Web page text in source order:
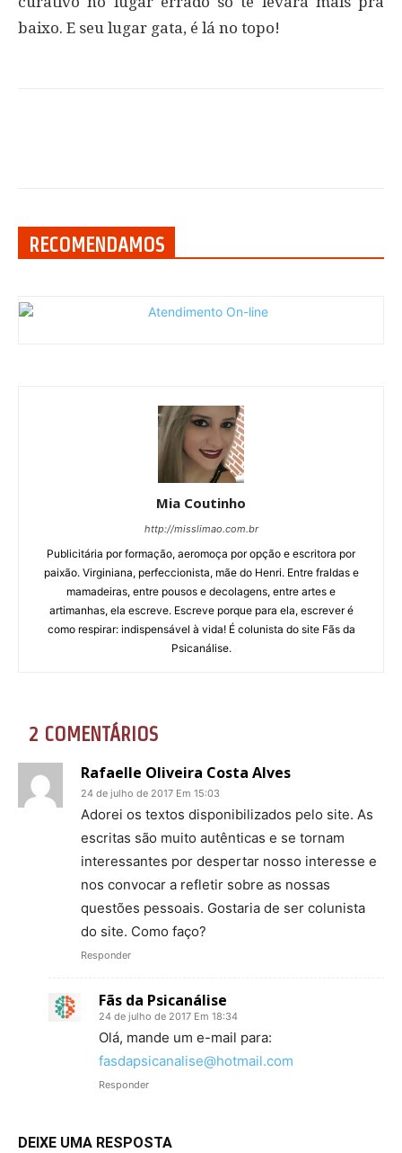
baixo. E seu lugar gata, é lá no topo!
RECOMENDAMOS
Mia Coutinho
http://misslimao.com.br
Publicitária por formação, aeromoça por opção e escritora por
paixão. Virginiana, perfeccionista, mãe do Henri. Entre fraldas e
mamadeiras, entre pousos e decolagens, entre artes e
artimanhas, ela escreve. Escreve porque para ela, escrever é
como respirar: indispensável à vida! É colunista do site Fãs da
Psicanálise.
2 COMENTÁRIOS
Rafaelle Oliveira Costa Alves
24 de julho de 2017 Em 15:03
Adorei os textos disponibilizados pelo site. As
escritas são muito autênticas e se tornam
interessantes por despertar nosso interesse e
nos convocar a refletir sobre as nossas
questões pessoais. Gostaria de ser colunista
do site. Como faço?
Responder
Fãs da Psicanálise
24 de julho de 2017 Em 18:34
Olá, mande um e-mail para:
fasdapsicanalise@hotmail.com
Responder
DEIXE UMA RESPOSTA